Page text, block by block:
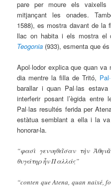
pare per moure els vaixells
mitjançant les onades.
1588), es mostra davant de la
llac on habita i els mostra el
Teogonia (933), esmenta que
Apol·lodor explica que quan
dia mentre la filla de Tritó,
barallar i quan Pal·las
interferir posant l’ègida
Pal·las resultés ferida per
estàtua semblant a ella i la
honorar-la.
“φασὶ γεννηθεῖσαν τὴν
θυγάτηρ ἦν Παλλάς”
“conten que Atena, quan naixé,